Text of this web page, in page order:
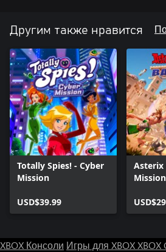
Другим также нравится
Totally Spies! - Cyber
Mission
USD$39.99
Asterix
XBOX Консоли Игры для XBOXXBOX